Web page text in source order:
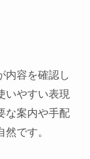
内容を確認し
いやすい表現
な案内や手配
です。